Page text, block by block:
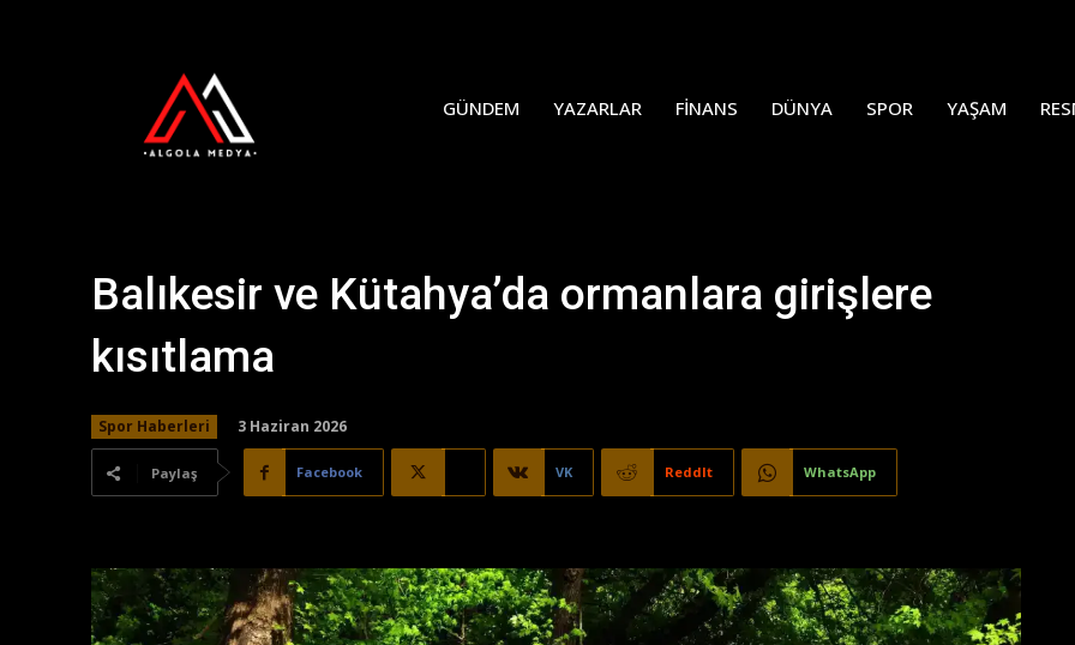
GÜNDEM YAZARLAR FINANS DÜNYA SPOR YAŞAM
Balıkesir ve Kütahya’da ormanlara girişlere
kısıtlama
Spor Haberleri 3 Haziran 2026
Paylaş Facebook VK ReddIt WhatsApp